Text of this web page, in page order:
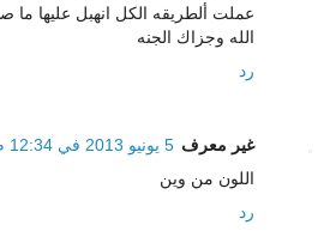
عملت ألطريقه الكل انهبل عليها ما
الله وجزاك الجنه
رد
غير معرف 5 يونيو 2013 في 12:34 م
اللون من وين
رد